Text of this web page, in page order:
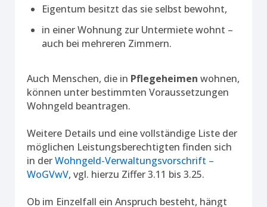
Eigentum besitzt das sie selbst bewohnt,
in einer Wohnung zur Untermiete wohnt –
auch bei mehreren Zimmern.
Auch Menschen, die in Pflegeheimen wohnen,
können unter bestimmten Voraussetzungen
Wohngeld beantragen.
Weitere Details und eine vollständige Liste der
möglichen Leistungsberechtigten finden sich
in derWohngeld-Verwaltungsvorschrift –
WoGVwV, vgl. hierzu Ziffer 3.11 bis 3.25.
Ob im Einzelfall ein Anspruch besteht, hängt